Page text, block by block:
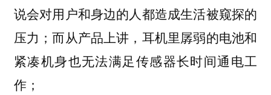
说会对用户和身边的人都造成生活被窥探的
压力；而从产品上讲，耳机里孱弱的电池和
紧凑机身也无法满足传感器长时间通电工
作；